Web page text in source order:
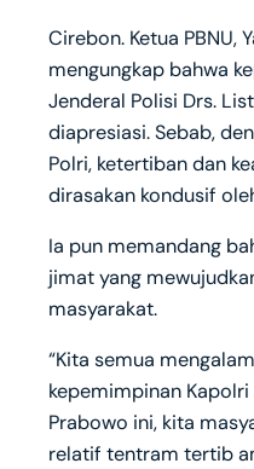
Cirebon. Ketua PBNU,
mengungkap bahwa
Jenderal Polisi Drs.
diapresiasi. Sebab,
Polri, ketertiban dan
dirasakan kondusif
Ia pun memandang
jimat yang
masyarakat.
“Kita semua
kepemimpinan
Prabowo ini, kita
relatif tentram tertib